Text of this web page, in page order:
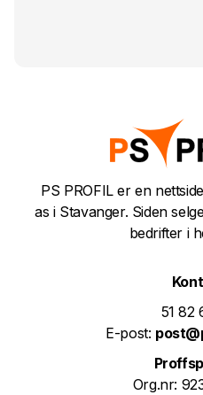
PS PROFIL er en
as i Stavanger. Siden
bedrifter i
51 82
E-post:
Org.nr: